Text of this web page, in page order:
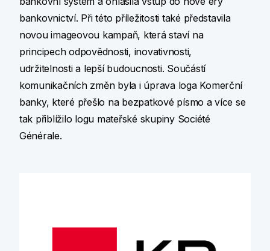
bankovnictví. Při této příležitosti také představila
novou imageovou kampaň, která staví na
principech odpovědnosti, inovativnosti,
udržitelnosti a lepší budoucnosti. Součástí
komunikačních změn byla i úprava loga Komerční
banky, které přešlo na bezpatkové písmo a více se
tak přiblížilo logu mateřské skupiny Société
Générale.